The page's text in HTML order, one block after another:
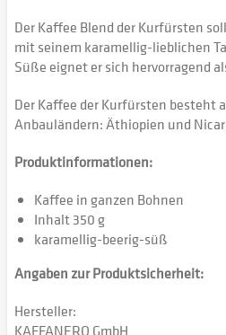
Der Kaffee Blend der Kurfürsten
mit seinem karamellig-lieblichen
Süße eignet er sich hervorragend
Der Kaffee der Kurfürsten besteht
Anbauländern: Äthiopien und
Produktinformationen:
Kaffee in ganzen Bohnen
Inhalt 350 g
karamellig-beerig-süß
Angaben zur Produktsicherheit:
Hersteller:
KAFFANERO GmbH